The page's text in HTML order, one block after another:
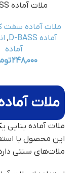
ملات آماده D-BASS
ملات آماده سفت
آماده D-BASS
,
آماده
۲۴۸,۰۰۰
ملات
ملات آماده بنایی
این محصول با
ملات‌های سنتی